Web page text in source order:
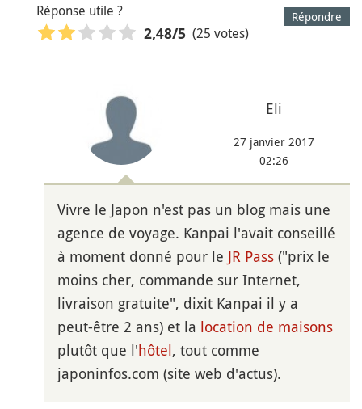
Répondre
Réponse utile ?
2,48/5 (25 votes)
Eli
27 janvier 2017
02:26
Vivre le Japon n'est pas un blog mais une
agence de voyage. Kanpai l'avait conseillé
à moment donné pour le JR Pass ("prix le
moins cher, commande sur Internet,
livraison gratuite", dixit Kanpai il y a
peut-être 2 ans) et la location de maisons
plutôt que l'hôtel, tout comme
japoninfos.com (site web d'actus).